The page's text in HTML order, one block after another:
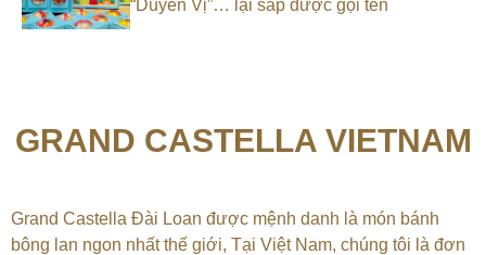
“Duyên Vị”… lại sắp được gọi tên
GRAND CASTELLA VIETNAM
Grand Castella Đài Loan được mệnh danh là món bánh
bông lan ngon nhất thế giới, Tại Việt Nam, chúng tôi là đơn